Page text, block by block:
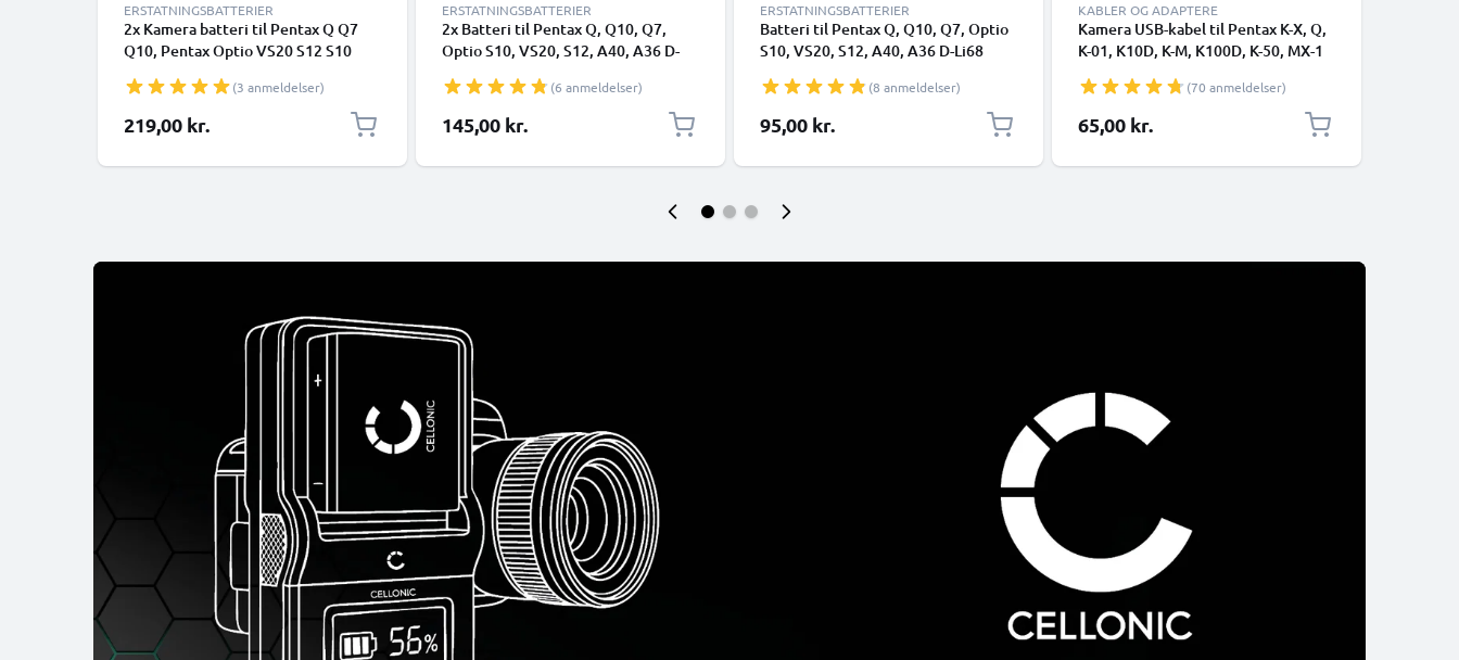
ERSTATNINGSBATTERIER
2x Kamera batteri til Pentax Q Q7
Q10, Pentax Optio VS20 S12 S10
Li68 batteri + Oplader ekstra batteri
(3 anmeldelser)
219,00 kr.
ERSTATNINGSBATTERIER
2x Batteri til Pentax Q, Q10, Q7,
Optio S10, VS20, S12, A40, A36 D-
(6 anmeldelser)
145,00 kr.
ERSTATNINGSBATTERIER
Batteri til Pentax Q, Q10, Q7, Optio
S10, VS20, S12, A40, A36 D-Li68
(8 anmeldelser)
95,00 kr.
KABLER OG ADAPTERE
Kamera USB-kabel til Pentax K-X, Q,
K-01, K10D, K-M, K100D, K-50, MX-1
til kamera Opladerledning PVC - Sort
(70 anmeldelser)
65,00 kr.